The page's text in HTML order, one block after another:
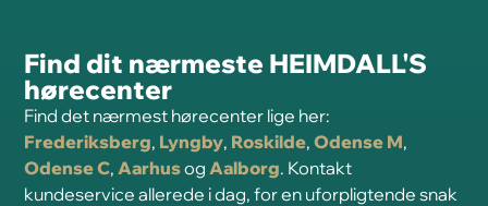
Find dit nærmeste HEIMDALL'S
hørecenter
Find det nærmest hørecenter lige her:
Frederiksberg, Lyngby, Roskilde,Odense M,
Odense C, Aarhusog Aalborg. Kontakt
kundeservice allerede i dag, for en uforpligtende snak